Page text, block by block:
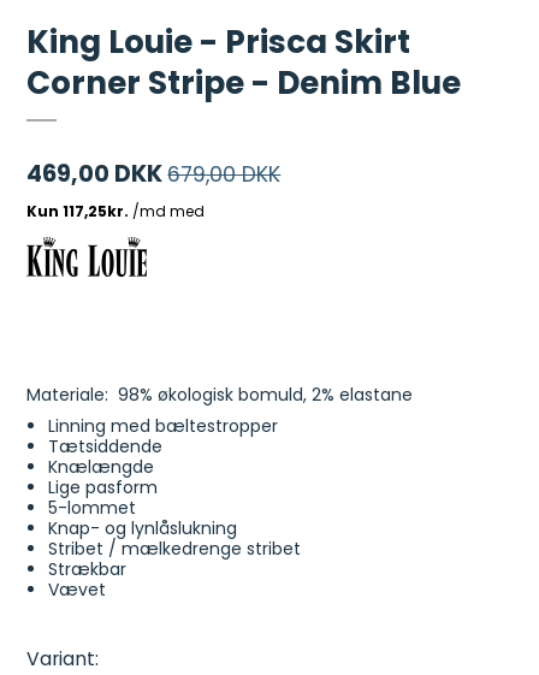
King Louie - Prisca Skirt
Corner Stripe - Denim Blue
469,00 DKK679,00 DKK
Materiale: 98% økologisk bomuld, 2% elastane
Linning med bæltestropper
Tætsiddende
Knælængde
Lige pasform
5-lommet
Knap- og lynlåslukning
Stribet / mælkedrenge stribet
Strækbar
Vævet
Variant: